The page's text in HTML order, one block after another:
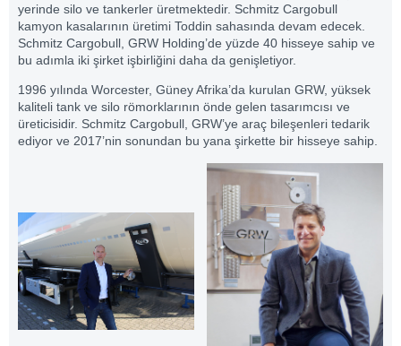
yerinde silo ve tankerler üretmektedir. Schmitz Cargobull
kamyon kasalarının üretimi Toddin sahasında devam edecek.
Schmitz Cargobull, GRW Holding’de yüzde 40 hisseye sahip ve
bu adımla iki şirket işbirliğini daha da genişletiyor.
1996 yılında Worcester, Güney Afrika’da kurulan GRW, yüksek
kaliteli tank ve silo römorklarının önde gelen tasarımcısı ve
üreticisidir. Schmitz Cargobull, GRW’ye araç bileşenleri tedarik
ediyor ve 2017’nin sonundan bu yana şirkette bir hisseye sahip.